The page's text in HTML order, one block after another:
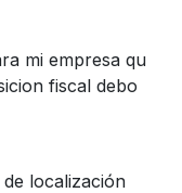
mi empresa qu
fiscal debo
localización